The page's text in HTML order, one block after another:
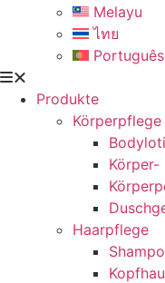
Melayu
ไทย
Português
Produkte
Körperpflege
Körper-
Haarpflege